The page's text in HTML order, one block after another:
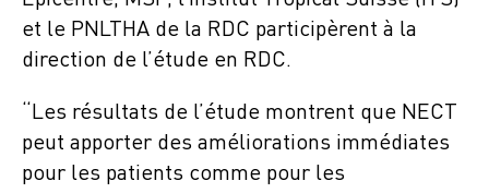
et le PNLTHA de la RDC participèrent à la
direction de l’étude en RDC.
“Les résultats de l’étude montrent que NECT
peut apporter des améliorations immédiates
pour les patients comme pour les